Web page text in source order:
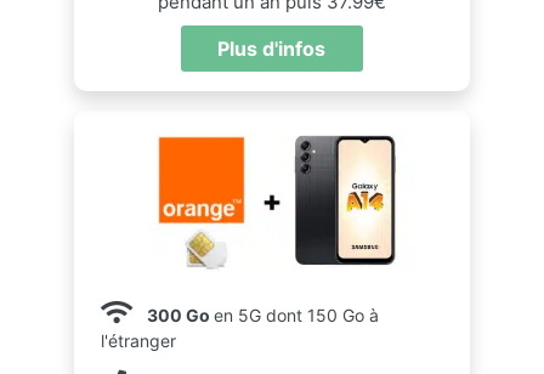
Plus d'infos
300 Go en 5G dont 150 Go à
l'étranger